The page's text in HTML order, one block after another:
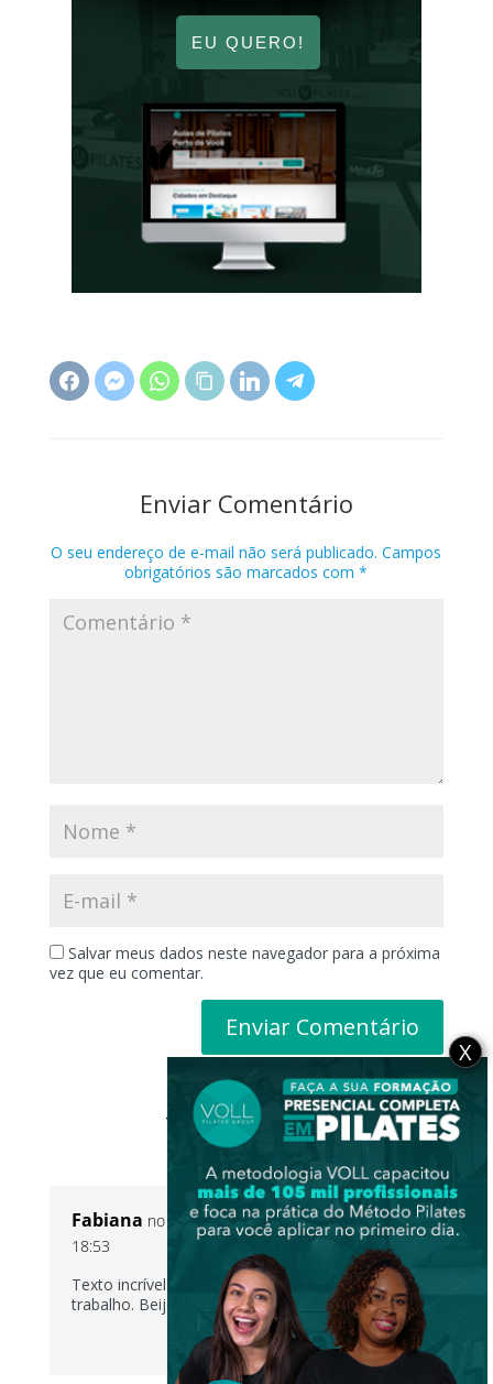
EU QUERO!
Enviar Comentário
O seu endereço de e-mail não será publicado. Campos
obrigatórios são marcados com*
Salvar meus dados neste navegador para a próxima
vez que eu comentar.
1 Comentário
Fabiana no 18 de julho de 2017 a partir do
18:53
Texto incrível Glaucia! Parabéns pelo teu
trabalho. Beijos, Fabi
RESPONDER
X